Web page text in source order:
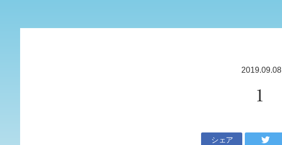
2019.09.08
1
シェア